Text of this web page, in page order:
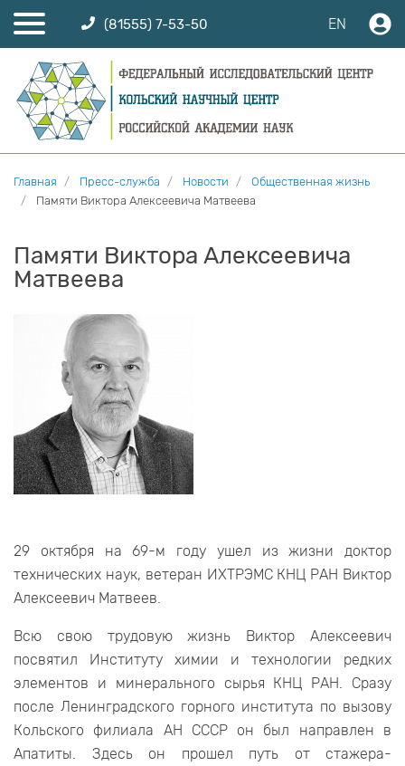
(81555) 7-53-50 EN
Главная Пресс-служба Новости
Общественная жизнь
Памяти Виктора Алексеевича Матвеева
Памяти Виктора Алексеевича
Матвеева
29 октября на 69-м году ушел из жизни доктор
технических наук, ветеран ИХТРЭМС КНЦ РАН Виктор
Алексеевич Матвеев.
Всю свою трудовую жизнь Виктор Алексеевич
посвятил Институту химии и технологии редких
элементов и минерального сырья КНЦ РАН. Сразу
после Ленинградского горного института по вызову
Кольского филиала АН СССР он был направлен в
Апатиты. Здесь он прошел путь от стажера-